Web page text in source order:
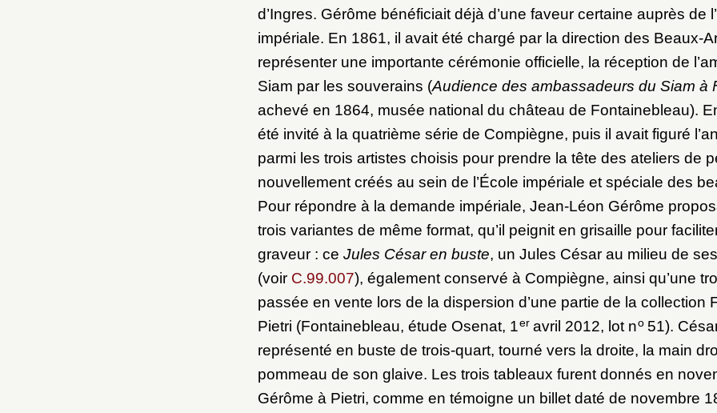
d’Ingres. Gérôme bénéficiait déjà d’une faveur certaine auprès de
impériale. En 1861, il avait été chargé par la direction des Beaux-
représenter une importante cérémonie officielle, la réception de
Siam par les souverains (Audience des ambassadeurs du Siam à
achevé en 1864, musée national du château de Fontainebleau).
été invité à la quatrième série de Compiègne, puis il avait figuré
parmi les trois artistes choisis pour prendre la tête des ateliers de
nouvellement créés au sein de l’École impériale et spéciale des
Pour répondre à la demande impériale, Jean-Léon Gérôme
trois variantes de même format, qu’il peignit en grisaille pour
graveur : ce Jules César en buste, un Jules César au milieu de
(voir C.99.007), également conservé à Compiègne, ainsi qu’une
passée en vente lors de la dispersion d’une partie de la collection
Pietri (Fontainebleau, étude Osenat, 1eravril 2012, lot no51).
représenté en buste de trois-quart, tourné vers la droite, la main
pommeau de son glaive. Les trois tableaux furent donnés en
Gérôme à Pietri, comme en témoigne un billet daté de novembre